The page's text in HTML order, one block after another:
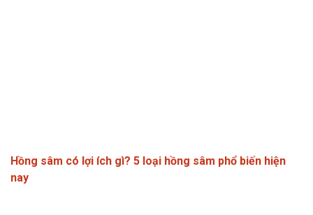
Hồng sâm có lợi ích gì? 5 loại hồng sâm phổ biến hiện
nay